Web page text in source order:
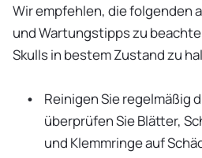
Wir empfehlen, die folgenden
und Wartungstipps zu
Skulls in bestem Zustand zu
Reinigen Sie regelmäßig
überprüfen Sie Blätter,
und Klemmringe auf